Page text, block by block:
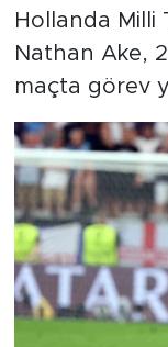
Hollanda Milli
Nathan Ake,
maçta görev